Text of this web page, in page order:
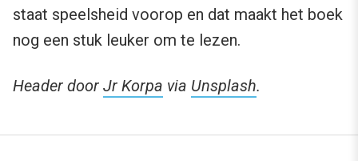
staat speelsheid voorop en dat maakt het boek
nog een stuk leuker om te lezen.
Header door Jr Korpa via Unsplash.